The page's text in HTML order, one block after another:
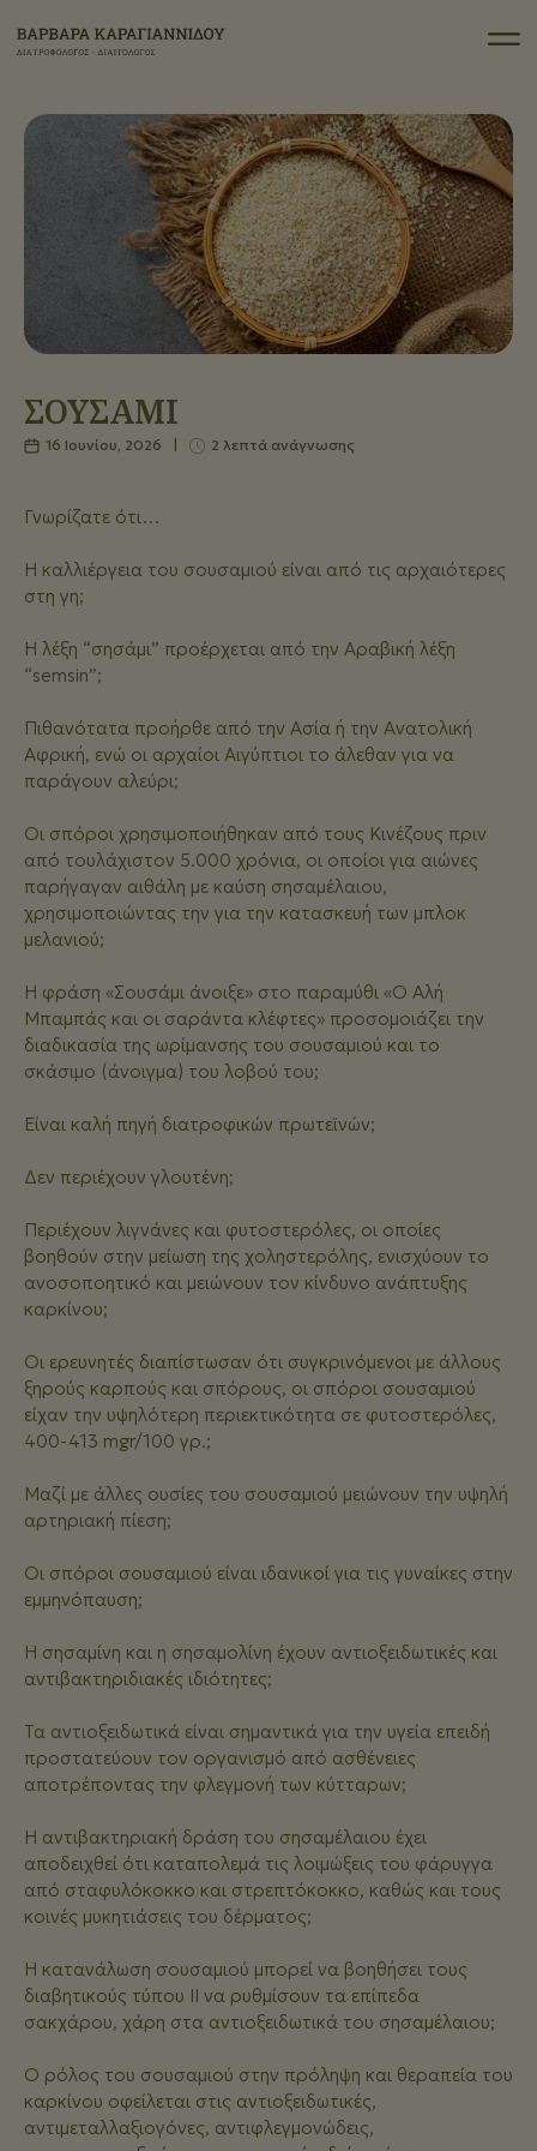
ΣΟΥΣΑΜΙ
16 Ιουνίου, 2026 2 λεπτά ανάγνωσης
Γνωρίζατε ότι…
Η καλλιέργεια του σουσαμιού είναι από τις αρχαιότερες
στη γη;
Η λέξη “σησάμι” προέρχεται από την Αραβική λέξη
“semsin”;
Πιθανότατα προήρθε από την Ασία ή την Ανατολική
Αφρική, ενώ οι αρχαίοι Αιγύπτιοι το άλεθαν για να
παράγουν αλεύρι;
Οι σπόροι χρησιμοποιήθηκαν από τους Κινέζους πριν
από τουλάχιστον 5.000 χρόνια, οι οποίοι για αιώνες
παρήγαγαν αιθάλη με καύση σησαμέλαιου,
χρησιμοποιώντας την για την κατασκευή των μπλοκ
μελανιού;
Η φράση «Σουσάμι άνοιξε» στο παραμύθι «Ο Aλή
Μπαμπάς και οι σαράντα κλέφτες» προσομοιάζει την
διαδικασία της ωρίμανσης του σουσαμιού και το
σκάσιμο (άνοιγμα) του λοβού του;
Eίναι καλή πηγή διατροφικών πρωτεϊνών;
Δεν περιέχουν γλουτένη;
Περιέχουν λιγνάνες και φυτοστερόλες, οι οποίες
βοηθούν στην μείωση της χοληστερόλης, ενισχύουν το
ανοσοποητικό και μειώνουν τον κίνδυνο ανάπτυξης
καρκίνου;
Οι ερευνητές διαπίστωσαν ότι συγκρινόμενοι με άλλους
ξηρούς καρπούς και σπόρους, οι σπόροι σουσαμιού
είχαν την υψηλότερη περιεκτικότητα σε φυτοστερόλες,
400-413 mgr/100 γρ.;
Μαζί με άλλες ουσίες του σουσαμιού μειώνουν την υψηλή
αρτηριακή πίεση;
Οι σπόροι σουσαμιού είναι ιδανικοί για τις γυναίκες στην
εμμηνόπαυση;
Η σησαμίνη και η σησαμολίνη έχουν αντιοξειδωτικές και
αντιβακτηριδιακές ιδιότητες;
Τα αντιοξειδωτικά είναι σημαντικά για την υγεία επειδή
προστατεύουν τον οργανισμό από ασθένειες
αποτρέποντας την φλεγμονή των κύτταρων;
Η αντιβακτηριακή δράση του σησαμέλαιου έχει
αποδειχθεί ότι καταπολεμά τις λοιμώξεις του φάρυγγα
από σταφυλόκοκκο και στρεπτόκοκκο, καθώς και τους
κοινές μυκητιάσεις του δέρματος;
Η κατανάλωση σουσαμιού μπορεί να βοηθήσει τους
διαβητικούς τύπου II να ρυθμίσουν τα επίπεδα
σακχάρου, χάρη στα αντιοξειδωτικά του σησαμέλαιου;
Ο ρόλος του σουσαμιού στην πρόληψη και θεραπεία του
καρκίνου οφείλεται στις αντιοξειδωτικές,
αντιμεταλλαξιογόνες, αντιφλεγμονώδεις,